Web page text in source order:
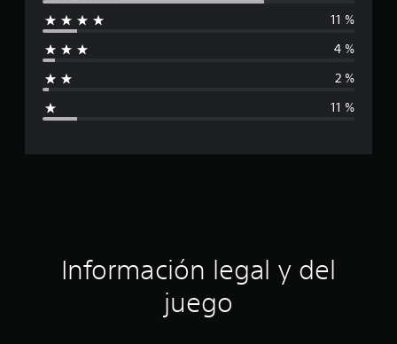
a
ó
11 %
4 %
2 %
11 %
Información legal y del
juego